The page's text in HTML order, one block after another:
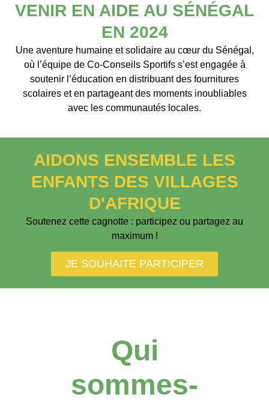
VENIR EN AIDE AU SÉNÉGAL
EN 2024
Une aventure humaine et solidaire au cœur du Sénégal,
où l’équipe de Co-Conseils Sportifs s’est engagée à
soutenir l’éducation en distribuant des fournitures
scolaires et en partageant des moments inoubliables
avec les communautés locales.
AIDONS ENSEMBLE LES
ENFANTS DES VILLAGES
D'AFRIQUE
Soutenez cette cagnotte : participez ou partagez au
maximum !
JE SOUHAITE PARTICIPER
Qui
sommes-